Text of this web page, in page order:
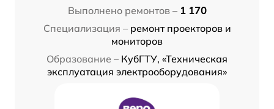
Выполнено ремонтов – 1 170
Специализация – ремонт проекторов и
мониторов
Образование – КубГТУ, «Техническая
эксплуатация электрооборудования»